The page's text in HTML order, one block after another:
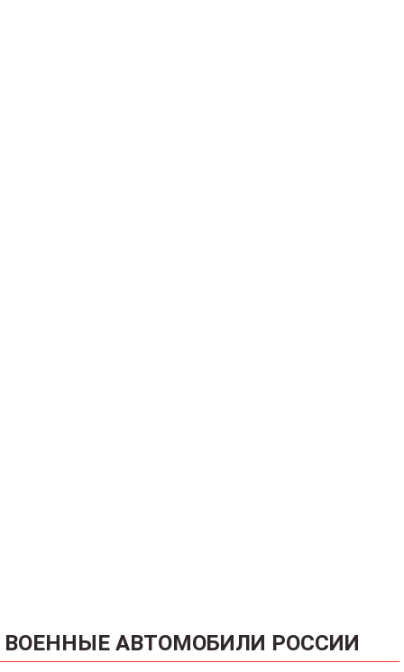
ВОЕННЫЕ АВТОМОБИЛИ РОССИИ